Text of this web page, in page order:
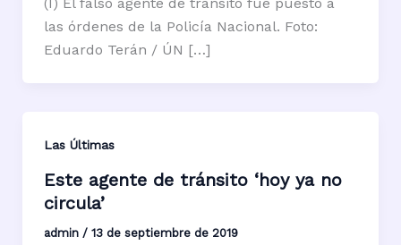
las órdenes de la Policía Nacional. Foto:
Eduardo Terán / ÚN […]
Las Últimas
Este agente de tránsito ‘hoy ya no
circula’
admin / 13 de septiembre de 2019